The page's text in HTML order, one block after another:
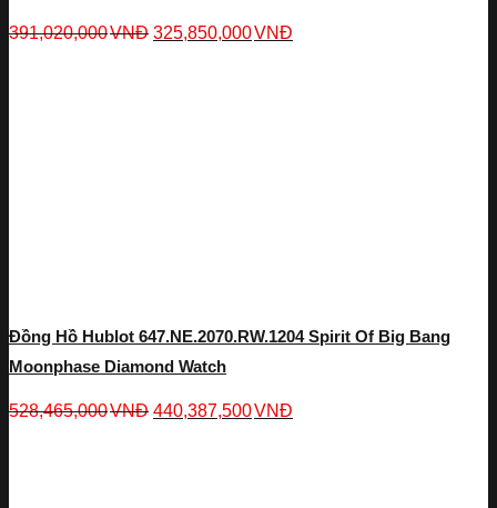
391,020,000VNĐ 325,850,000VNĐ
Đồng Hồ Hublot 647.NE.2070.RW.1204 Spirit Of Big Bang
Moonphase Diamond Watch
528,465,000VNĐ 440,387,500VNĐ